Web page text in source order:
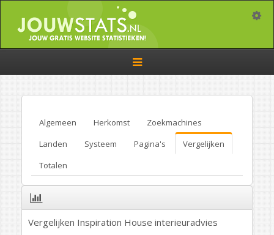
Toggle
navigation
Algemeen Herkomst
Zoekmachines
Landen
Systeem Pagina's
Vergelijken
Totalen
Vergelijken Inspiration House interieuradvies